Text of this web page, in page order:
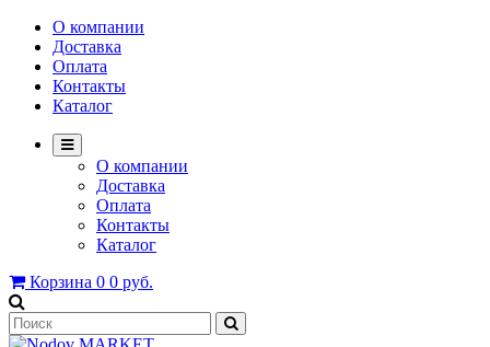
О компании
Доставка
Оплата
Контакты
Каталог
О компании
Доставка
Оплата
Контакты
Каталог
Корзина 0 0 руб.